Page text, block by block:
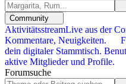
Community
AktivitätsstreamLive aus der
Kommentare, Neuigkeiten.
dein digitaler Stammtisch.
aktive Mitglieder und Profile.
Forumsuche